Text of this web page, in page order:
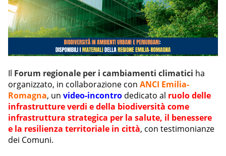
Il Forum regionale per i cambiamenti climatici ha
organizzato, in collaborazione con ANCI Emilia-
Romagna, un video-incontro dedicato al ruolo delle
infrastrutture verdi e della biodiversità come
infrastruttura strategica per la salute, il benessere
e la resilienza territoriale in città, con testimonianze
dei Comuni.